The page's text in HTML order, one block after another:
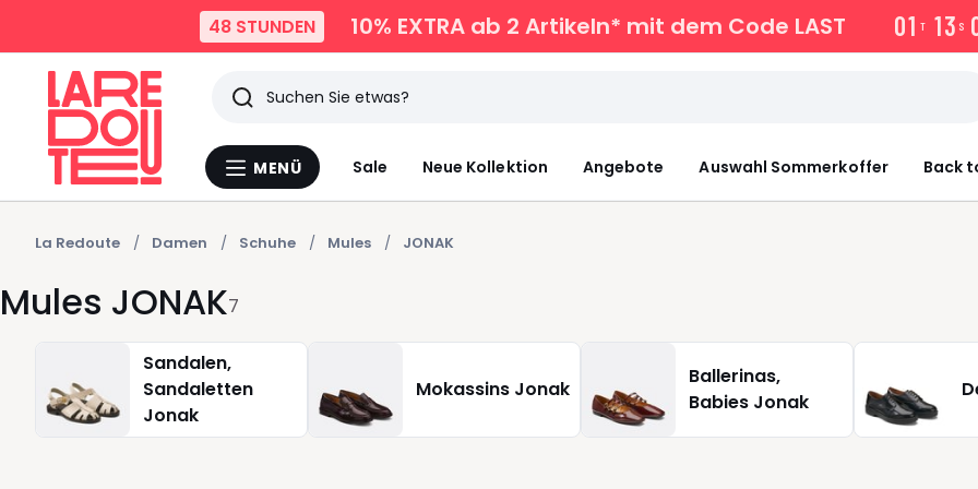
48 STUNDEN 10% EXTRA ab 2 Artikeln* mit dem Code LAST 01 T 13 S
Menü
MENÜ Sale Neue Kollektion Angebote Auswahl Sommerkoffer Back
Suchen
Zuletzt
angesehen
Artikel
La Redoute Damen Schuhe Mules JONAK
Mules JONAK7
Sandalen,
Sandaletten
Jonak
Mokassins Jonak
Ballerinas,
Babies Jonak